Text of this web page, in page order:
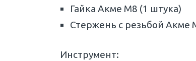
Гайка Акме M8 (1 штука)
Стержень с резьбой Акме
Инструмент: